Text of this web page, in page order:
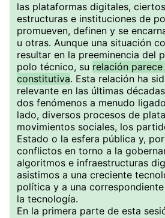
las plataformas digitales,
estructuras e instituciones de
promueven, definen y se
u otras. Aunque una situación
resultar en la preeminencia del
polo técnico, su relación
constitutiva. Esta relación ha
relevante en las últimas
dos fenómenos a menudo
lado, diversos procesos de
movimientos sociales, los
Estado o la esfera pública y,
conflictos en torno a la
algoritmos e infraestructuras
asistimos a una creciente
política y a una
la tecnología.
En la primera parte de esta